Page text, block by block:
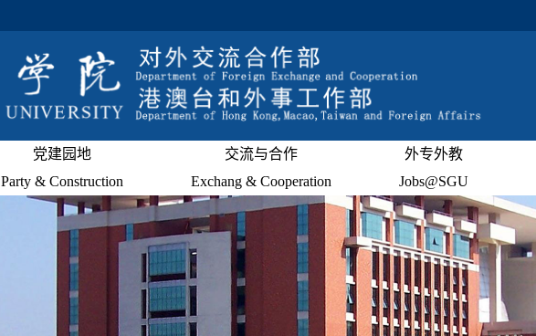
党建园地
Party & Construction
交流与合作
Exchang & Cooperation
外专外教
Jobs@SGU